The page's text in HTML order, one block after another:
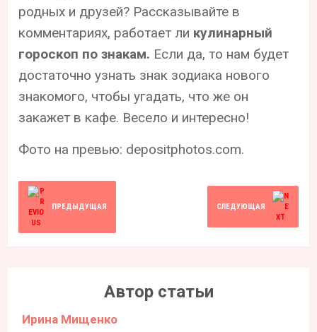
родных и друзей? Рассказывайте в
комментариях, работает ли кулинарный
гороскоп по знакам. Если да, то нам будет
достаточно узнать знак зодиака нового
знакомого, чтобы угадать, что же он
закажет в кафе. Весело и интересно!
Фото на превью: depositphotos.com.
ПРЕДЫДУЩАЯ СЛЕДУЮЩАЯ
Автор статьи
Ирина Мищенко